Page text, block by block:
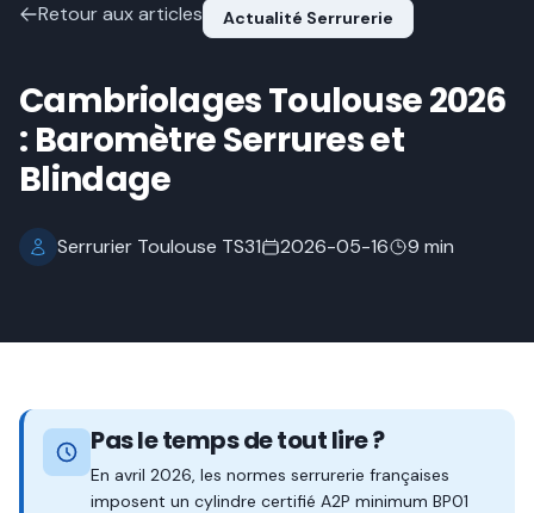
Retour aux articles Actualité Serrurerie
Cambriolages Toulouse 2026
: Baromètre Serrures et
Blindage
Serrurier Toulouse TS31 2026-05-16 9 min
Pas le temps de tout lire ?
En avril 2026, les normes serrurerie françaises
imposent un cylindre certifié A2P minimum BP01